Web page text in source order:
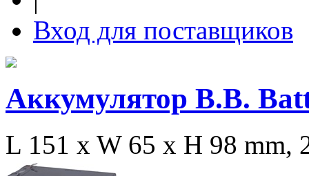
Вход для поставщиков
Аккумулятор B.B.
L 151 x W 65 x H 98 mm,